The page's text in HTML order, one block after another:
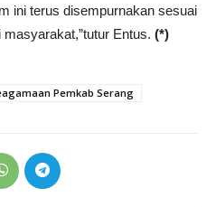
ini terus disempurnakan sesuai
Entus. (*)
Pemkab Serang